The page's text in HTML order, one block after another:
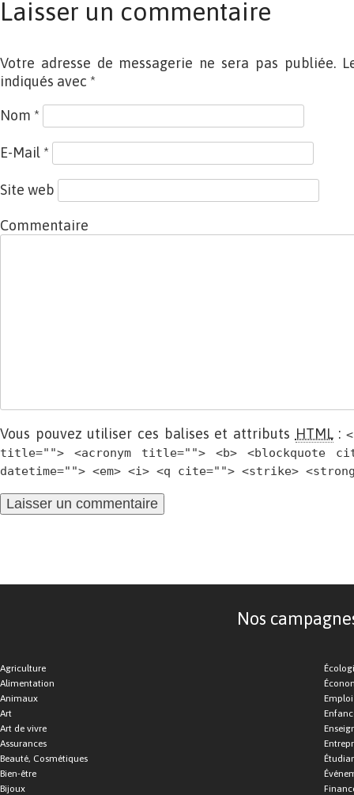
Laisser un commentaire
Votre adresse de messagerie ne sera pas publiée.
indiqués avec *
Nom *
E-Mail *
Site web
Commentaire
Vous pouvez utiliser ces balises et attributs HTML:
title=""> <acronym title=""> <b> <blockquote
datetime=""> <em> <i> <q cite=""> <strike>
Nos
Agriculture
Alimentation
Animaux
Art
Art de vivre
Assurances
Beauté, Cosmétiques
Bien-être
Bijoux
Emploi